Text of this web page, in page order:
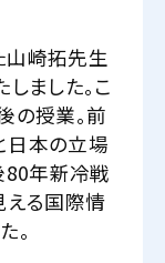
山崎拓先生
ました。こ
の授業。前
日本の立場
80年新冷戦
える国際情
。